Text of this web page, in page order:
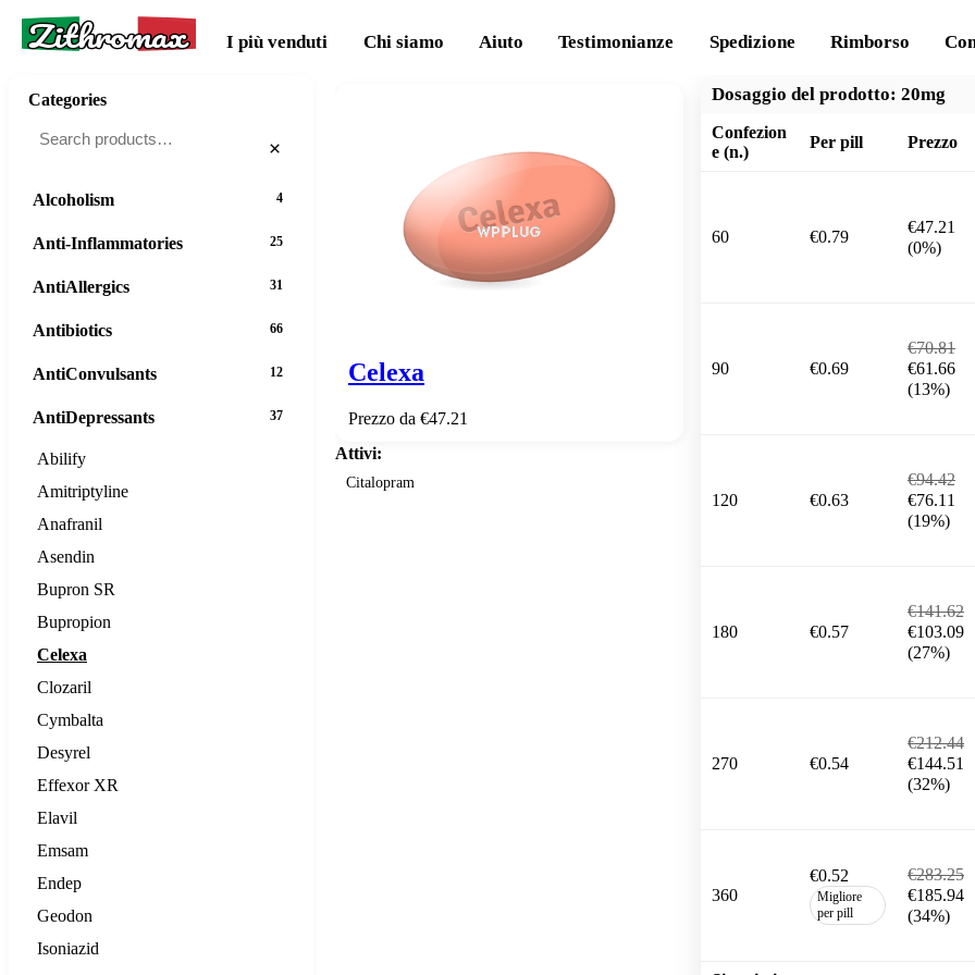
Zithromax I più venduti Chi siamo Aiuto Testimonianze Spedizione Rimborso
Celexa
Prezzo da €47.21
Attivi:
Citalopram
Dosaggio del prodotto: 20mg
Confezion
e (n.)
Per pill Prezzo
60 €0.79
€47.21
(0%)
90 €0.69
€70.81
€61.66
(13%)
120 €0.63
€94.42
€76.11
(19%)
180 €0.57
€141.62
€103.09
(27%)
270 €0.54
€212.44
€144.51
(32%)
360
€0.52
Migliore
per pill
€283.25
€185.94
(34%)
Categories
×
Alcoholism 4
Anti-Inflammatories 25
AntiAllergics 31
Antibiotics 66
AntiConvulsants 12
AntiDepressants 37
Abilify
Amitriptyline
Anafranil
Asendin
Bupron SR
Bupropion
Celexa
Clozaril
Cymbalta
Desyrel
Effexor XR
Elavil
Emsam
Endep
Geodon
Isoniazid